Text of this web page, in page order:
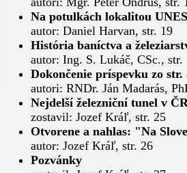
Na potulkách lokalitou
autor: Daniel Harvan, str. 19
História baníctva a
autor: Ing. S. Lukáč, CSc., str.
Dokončenie príspevku zo str.
autori: RNDr. Ján Madarás,
Nejdelší železniční tunel v
zostavil: Jozef Kráľ, str. 25
Otvorene a nahlas: "Na
autor: Jozef Kráľ, str. 26
Pozvánky